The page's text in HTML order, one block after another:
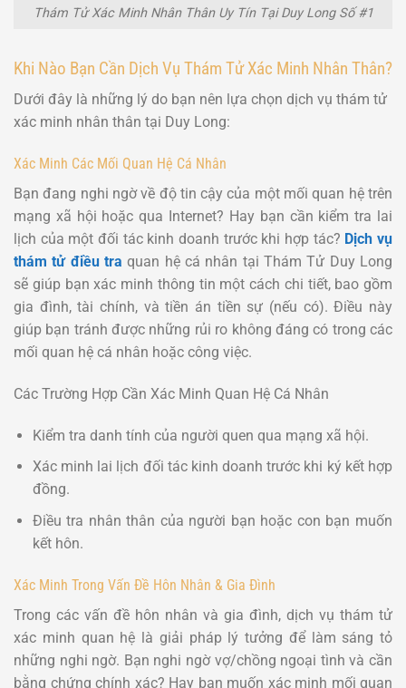
Thám Tử Xác Minh Nhân Thân Uy Tín Tại Duy Long Số #1
Khi Nào Bạn Cần Dịch Vụ Thám Tử Xác Minh Nhân Thân?
Dưới đây là những lý do bạn nên lựa chọn dịch vụ thám tử
xác minh nhân thân tại Duy Long:
Xác Minh Các Mối Quan Hệ Cá Nhân
Bạn đang nghi ngờ về độ tin cậy của một mối quan hệ trên
mạng xã hội hoặc qua Internet? Hay bạn cần kiểm tra lai
lịch của một đối tác kinh doanh trước khi hợp tác? Dịch vụ
thám tử điều tra quan hệ cá nhân tại Thám Tử Duy Long
sẽ giúp bạn xác minh thông tin một cách chi tiết, bao gồm
gia đình, tài chính, và tiền án tiền sự (nếu có). Điều này
giúp bạn tránh được những rủi ro không đáng có trong các
mối quan hệ cá nhân hoặc công việc.
Các Trường Hợp Cần Xác Minh Quan Hệ Cá Nhân
Kiểm tra danh tính của người quen qua mạng xã hội.
Xác minh lai lịch đối tác kinh doanh trước khi ký kết hợp
đồng.
Điều tra nhân thân của người bạn hoặc con bạn muốn
kết hôn.
Xác Minh Trong Vấn Đề Hôn Nhân & Gia Đình
Trong các vấn đề hôn nhân và gia đình, dịch vụ thám tử
xác minh quan hệ là giải pháp lý tưởng để làm sáng tỏ
những nghi ngờ. Bạn nghi ngờ vợ/chồng ngoại tình và cần
bằng chứng chính xác? Hay bạn muốn xác minh mối quan